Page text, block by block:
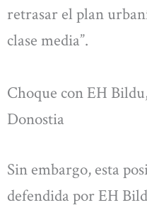
retrasar el plan
clase media”.
Choque con EH
Donostia
Sin embargo, esta
defendida por EH